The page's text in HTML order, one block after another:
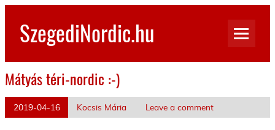
Skip
contentSzegediNordic.hu
Mátyás téri-nordic :-)
2019-04-16 Kocsis Mária Leave a comment